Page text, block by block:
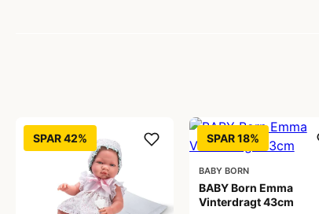
SPAR 42% SPAR 18%
BABY BORN
BABY Born Emma
Vinterdragt 43cm